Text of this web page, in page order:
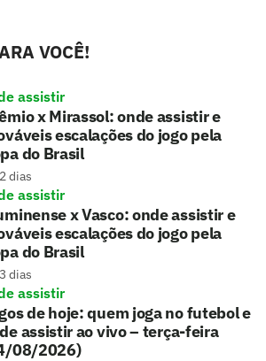
VOCÊ!
assistir
x Mirassol: onde assistir e
escalações do jogo pela
do Brasil
dias
assistir
x Vasco: onde assistir e
escalações do jogo pela
do Brasil
dias
assistir
de hoje: quem joga no futebol e
assistir ao vivo – terça-feira
08/2026)